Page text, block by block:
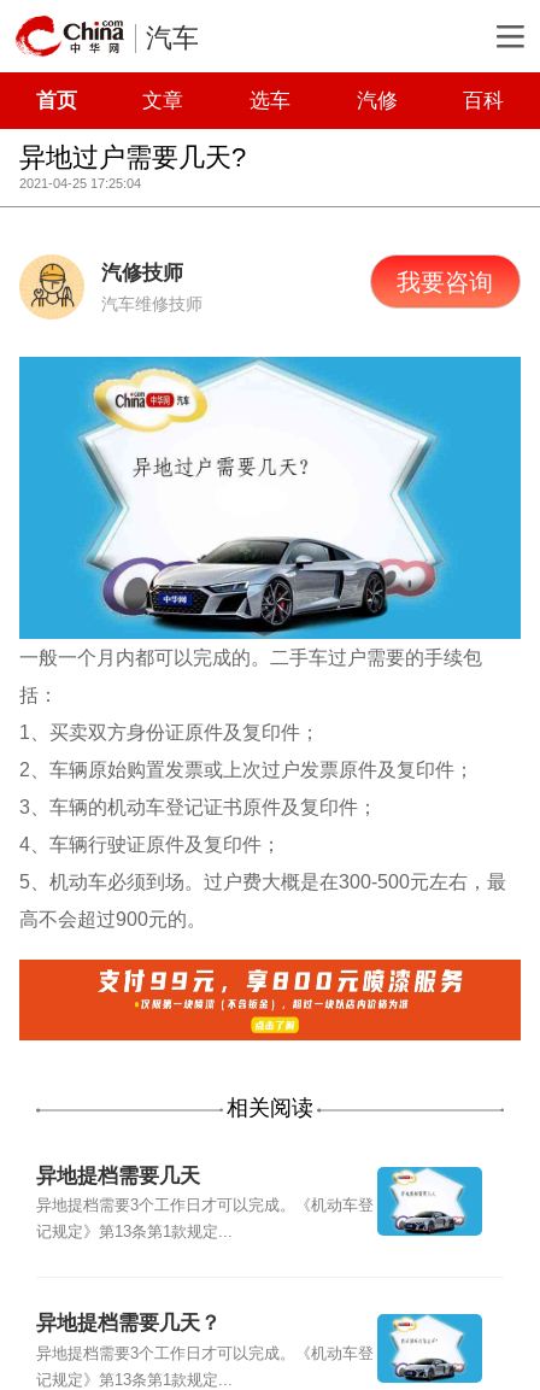
汽车
首页 文章 选车 汽修 百科
异地过户需要几天?
2021-04-25 17:25:04
汽修技师
汽车维修技师
我要咨询
一般一个月内都可以完成的。二手车过户需要的手续包
括：
1、买卖双方身份证原件及复印件；
2、车辆原始购置发票或上次过户发票原件及复印件；
3、车辆的机动车登记证书原件及复印件；
4、车辆行驶证原件及复印件；
5、机动车必须到场。过户费大概是在300-500元左右，最
高不会超过900元的。
相关阅读
异地提档需要几天
异地提档需要3个工作日才可以完成。《机动车登
记规定》第13条第1款规定...
异地提档需要几天？
异地提档需要3个工作日才可以完成。《机动车登
记规定》第13条第1款规定...